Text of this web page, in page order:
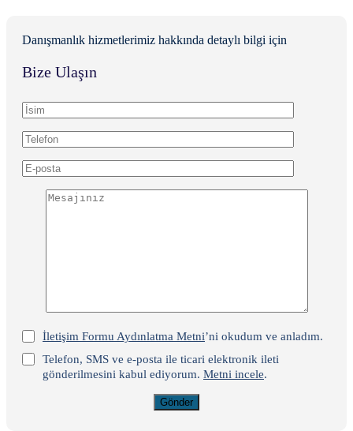
Danışmanlık hizmetlerimiz hakkında detaylı bilgi için
Bize Ulaşın
İletişim Formu Aydınlatma Metni’ni okudum ve anladım.
Telefon, SMS ve e-posta ile ticari elektronik ileti
gönderilmesini kabul ediyorum. Metni incele.
Gönder